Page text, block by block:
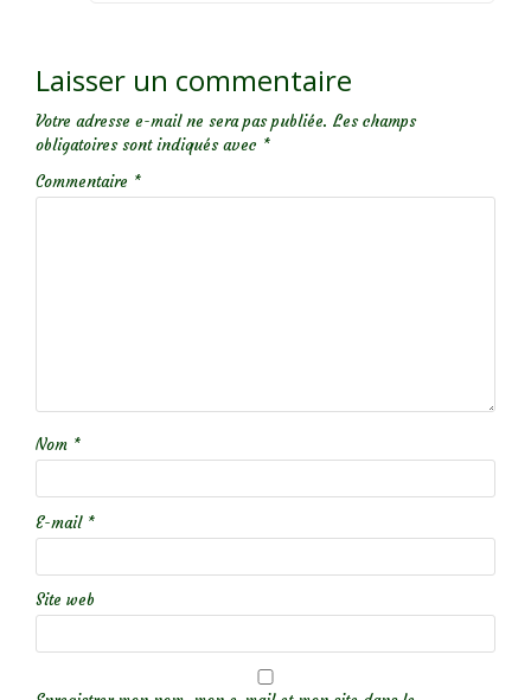
Laisser un commentaire
Votre adresse e-mail ne sera pas publiée. Les champs
obligatoires sont indiqués avec *
Commentaire *
Nom *
E-mail *
Site web